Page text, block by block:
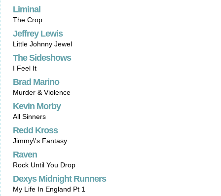
Liminal
The Crop
Jeffrey Lewis
Little Johnny Jewel
The Sideshows
I Feel It
Brad Marino
Murder & Violence
Kevin Morby
All Sinners
Redd Kross
Jimmy\'s Fantasy
Raven
Rock Until You Drop
Dexys Midnight Runners
My Life In England Pt 1